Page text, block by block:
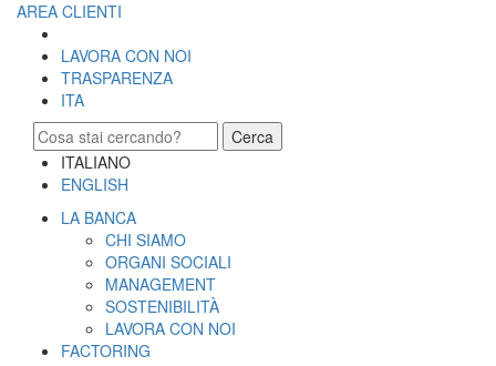
AREA CLIENTI
LAVORA CON NOI
TRASPARENZA
ITA
Cerca
ITALIANO
ENGLISH
LA BANCA
CHI SIAMO
ORGANI SOCIALI
MANAGEMENT
SOSTENIBILITÀ
LAVORA CON NOI
FACTORING